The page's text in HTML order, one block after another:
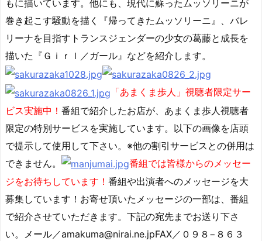
もに描いています。他にも、現代に蘇ったムッソリーニが
巻き起こす騒動を描く『帰ってきたムッソリーニ』、バレ
リーナを目指すトランスジェンダーの少女の葛藤と成長を
描いた『Ｇｉｒｌ／ガール』などを紹介します。
「あまくま歩人」視聴者限定サー
ビス実施中！ 番組で紹介したお店が、あまくま歩人視聴者
限定の特別サービスを実施しています。以下の画像を店頭
で提示して使用して下さい。※他の割引サービスとの併用は
できません。
番組では皆様からのメッセー
ジをお待ちしています！ 番組や出演者へのメッセージを大
募集しています！お寄せ頂いたメッセージの一部は、番組
で紹介させていただきます。下記の宛先までお送り下さ
い。メール／amakuma@nirai.ne.jpFAX／０９８−８６３